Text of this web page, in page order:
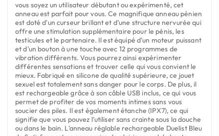
vous soyez un utilisateur débutant ou expérimenté, cet
anneau est parfait pour vous. Ce magnifique anneau pénien
est doté d'un curseur brillant et d'une structure nervurée qui
offre une stimulation supplémentaire pour le pénis, les
testicules et le partenaire. Il est équipé d'un moteur puissant
et d'un bouton à une touche avec 12 programmes de
vibration différents. Vous pourrez ainsi expérimenter
différentes sensations et trouver celle qui vous convient le
mieux. Fabriqué en silicone de qualité supérieure, ce jouet
sexuel est totalement sans danger pour le corps. De plus, il
est rechargeable grâce à son câble USB inclus, ce qui vous
permet de profiter de vos moments intimes sans vous
soucier des piles. Il est également étanche (IPX7), ce qui
signifie que vous pouvez l'utiliser sans crainte sous la douche
ou dans le bain. L'anneau réglable rechargeable Duelist Bleu